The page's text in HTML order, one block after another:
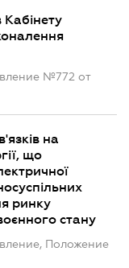
№772 от
на
що
ринку
стану
Положение